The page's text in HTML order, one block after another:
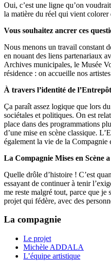
Oui, c’est une ligne qu’on
la matière du réel qui vient colorer
Vous souhaitez ancrer ces
Nous menons un travail constant
en nouant des liens partenariaux
Archives municipales, le Musée
résidence : on accueille nos
À travers l’identité de
Ça paraît assez logique que lors
sociétales et politiques. On est
place dans des programmations
d’une mise en scène classique.
également la vie de la Compagnie
La Compagnie Mises en Scène
Quelle drôle d’histoire ! C’est
essayant de continuer à tenir
me reste malgré tout, parce que je
projet qui fédère, avec des
La compagnie
Le projet
Michèle ADDALA
L’équipe artistique